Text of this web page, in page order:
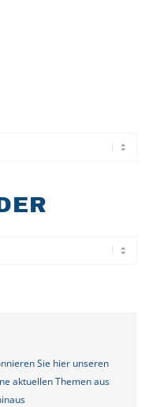
Sie hier unseren
aktuellen Themen aus